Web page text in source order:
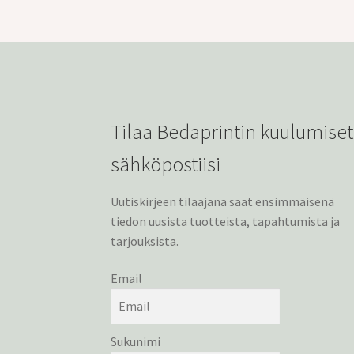
Tilaa Bedaprintin kuulumiset
sähköpostiisi
Uutiskirjeen tilaajana saat ensimmäisenä
tiedon uusista tuotteista, tapahtumista ja
tarjouksista.
Email
Sukunimi